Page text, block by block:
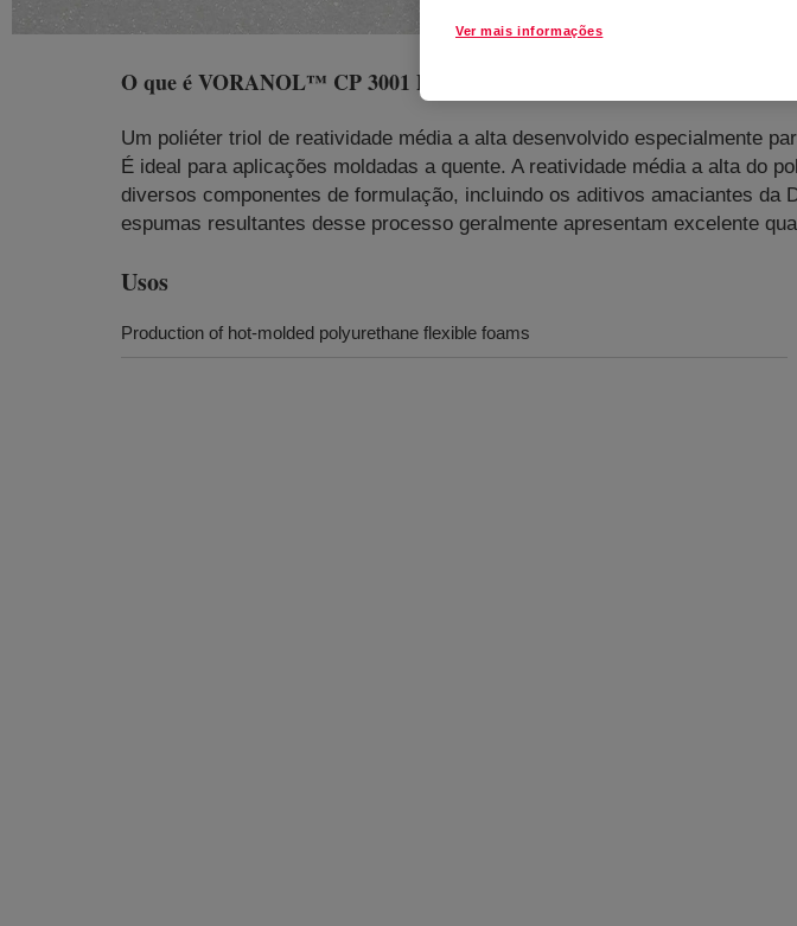
O que éVORANOL™ CP 3001 Polyol
Um poliéter triol de reatividade média a alta desenvolvido especialmente
É ideal para aplicações moldadas a quente. A reatividade média a alta do
diversos componentes de formulação, incluindo os aditivos amaciantes da
espumas resultantes desse processo geralmente apresentam excelente
Usos
Production of hot-molded polyurethane flexible foams
Ver mais informações